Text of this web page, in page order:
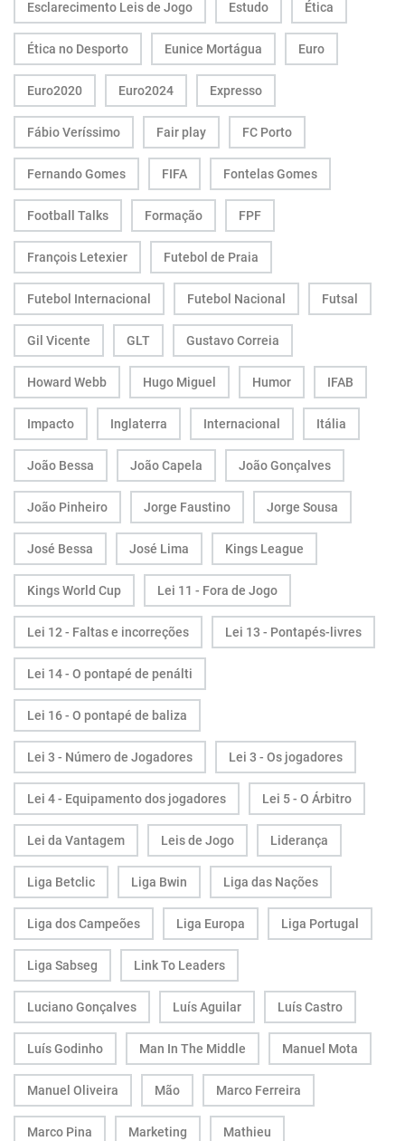
Esclarecimento Leis de Jogo Estudo Ética
Ética no Desporto Eunice Mortágua Euro
Euro2020 Euro2024 Expresso
Fábio Veríssimo Fair play FC Porto
Fernando Gomes FIFA Fontelas Gomes
Football Talks Formação FPF
François Letexier Futebol de Praia
Futebol Internacional Futebol Nacional Futsal
Gil Vicente GLT Gustavo Correia
Howard Webb Hugo Miguel Humor IFAB
Impacto Inglaterra Internacional Itália
João Bessa João Capela João Gonçalves
João Pinheiro Jorge Faustino Jorge Sousa
José Bessa José Lima Kings League
Kings World Cup Lei 11 - Fora de Jogo
Lei 12 - Faltas e incorreções Lei 13 - Pontapés-livres
Lei 14 - O pontapé de penálti
Lei 16 - O pontapé de baliza
Lei 3 - Número de Jogadores Lei 3 - Os jogadores
Lei 4 - Equipamento dos jogadores Lei 5 - O Árbitro
Lei da Vantagem Leis de Jogo Liderança
Liga Betclic Liga Bwin Liga das Nações
Liga dos Campeões Liga Europa Liga Portugal
Liga Sabseg Link To Leaders
Luciano Gonçalves Luís Aguilar Luís Castro
Luís Godinho Man In The Middle Manuel Mota
Manuel Oliveira Mão Marco Ferreira
Marco Pina Marketing Mathieu